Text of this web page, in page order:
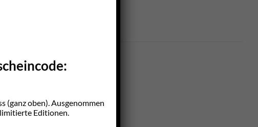
(ganz oben). Ausgenommen
Editionen.